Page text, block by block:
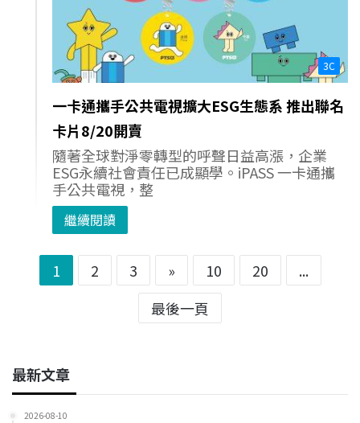
3C
一卡通攜手公共電視擴大ESG生態系 推出聯名
卡片8/20開賣
隨著全球對淨零轉型的呼聲日益高漲，企業
ESG永續社會責任已成顯學。iPASS 一卡通攜
手公共電視，整
繼續閱讀
1 2 3 » 10 20
...
最後一頁
最新文章
2026-08-10